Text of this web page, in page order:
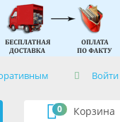
Войти
Корзина
0